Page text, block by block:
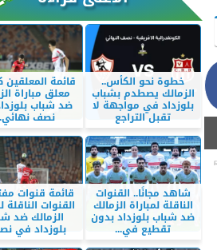
خطوة نحو الكأس..
الزمالك يصطدم بشباب
بلوزداد في مواجهة لا
تقبل التراجع
قائمة المعلقين
معلق مباراة
ضد شباب
نصف
شاهد مجانًا.. القنوات
الناقلة لمباراة الزمالك
ضد شباب بلوزداد بدون
تقطيع في...
قائمة قنوات
القنوات الناقلة
الزمالك ضد
بلوزداد في